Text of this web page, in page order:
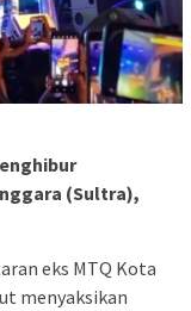
(Sultra),
eks MTQ Kota
menyaksikan